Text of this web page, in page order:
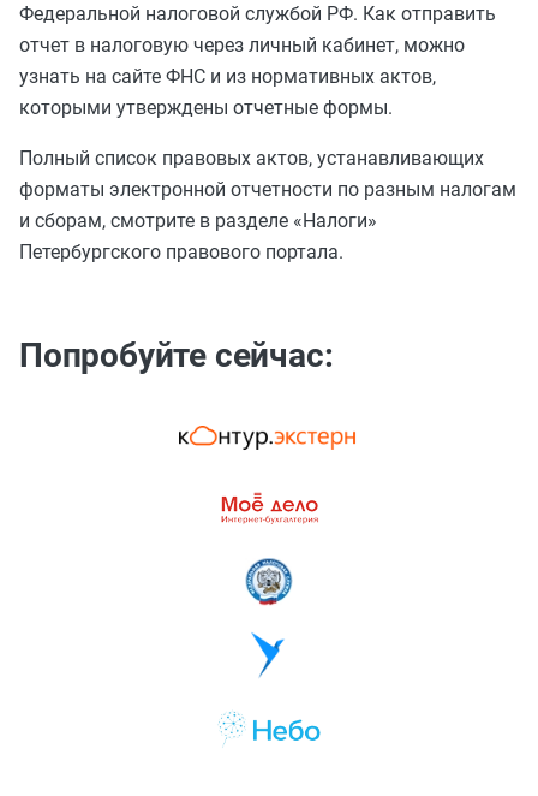
Федеральной налоговой службой РФ. Как отправить
отчет в налоговую через личный кабинет, можно
узнать на сайте ФНС и из нормативных актов,
которыми утверждены отчетные формы.
Полный список правовых актов, устанавливающих
форматы электронной отчетности по разным налогам
и сборам, смотрите в разделе «Налоги»
Петербургского правового портала.
Попробуйте cейчас: